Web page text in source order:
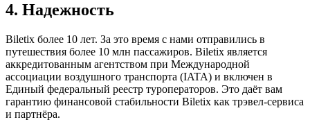
4. Надежность
Biletix более 10 лет. За это время с нами отправились в
путешествия более 10 млн пассажиров. Biletix является
аккредитованным агентством при Международной
ассоциации воздушного транспорта (IATA) и включен в
Единый федеральный реестр туроператоров. Это даёт вам
гарантию финансовой стабильности Biletix как трэвел-сервиса
и партнёра.